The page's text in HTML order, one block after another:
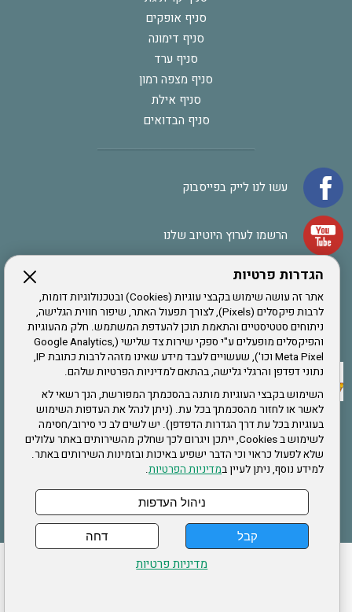
הגדרות פרטיות
אתר זה עושה שימוש בקבצי עוגיות (Cookies) ובטכנולוגיות דומות,
לרבות פיקסלים (Pixels), לצורך תפעול האתר, שיפור חווית הגלישה,
ניתוחים סטטיסטיים והתאמת תוכן להעדפת המשתמש. חלק מהעוגיות
והפיקסלים מופעלים ע"י ספקי שירות צד שלישי (Google Analytics,
Meta Pixel וכו'), שעשויים לעבד מידע שאינו מזהה לרבות כתובת IP,
נתוני דפדפן והרגלי גלישה, בהתאם למדיניות הפרטיות שלהם.
השימוש בקבצי העוגיות מותנה בהסכמתך המפורשת, הנך רשאי לא
לאשר או לחזור מהסכמתך בכל עת. (ניתן לנהל את העדפות השימוש
בעוגיות בכל עת דרך הגדרות הדפדפן). יש לשים לב כי סירוב/חסימה
לשימוש ב Cookies, ייתכן ויגרום לכך שחלק מהשירותים באתר עלולים
שלא לפעול כראוי וכי הדבר ישפיע באיכות ובזמינות השירותים באתר.
למידע נוסף, ניתן לעיין במדיניות הפרטיות.
קבל דחה
ניהול העדפות
מדיניות פרטיות
סניף אופקים
סניף דימונה
סניף ערד
סניף מצפה רמון
סניף אילת
סניף הבדואים
עשו לנו לייק בפייסבוק
הרשמו לערוץ היוטיוב שלנו
אתר צה"ל
תקנון האתר
שירותים
תעסוקה
בריאות
הצהרת נגישות לעדכון פרטים אישיים